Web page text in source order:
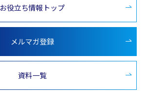
お役立ち情報トップ
メルマガ登録
資料一覧